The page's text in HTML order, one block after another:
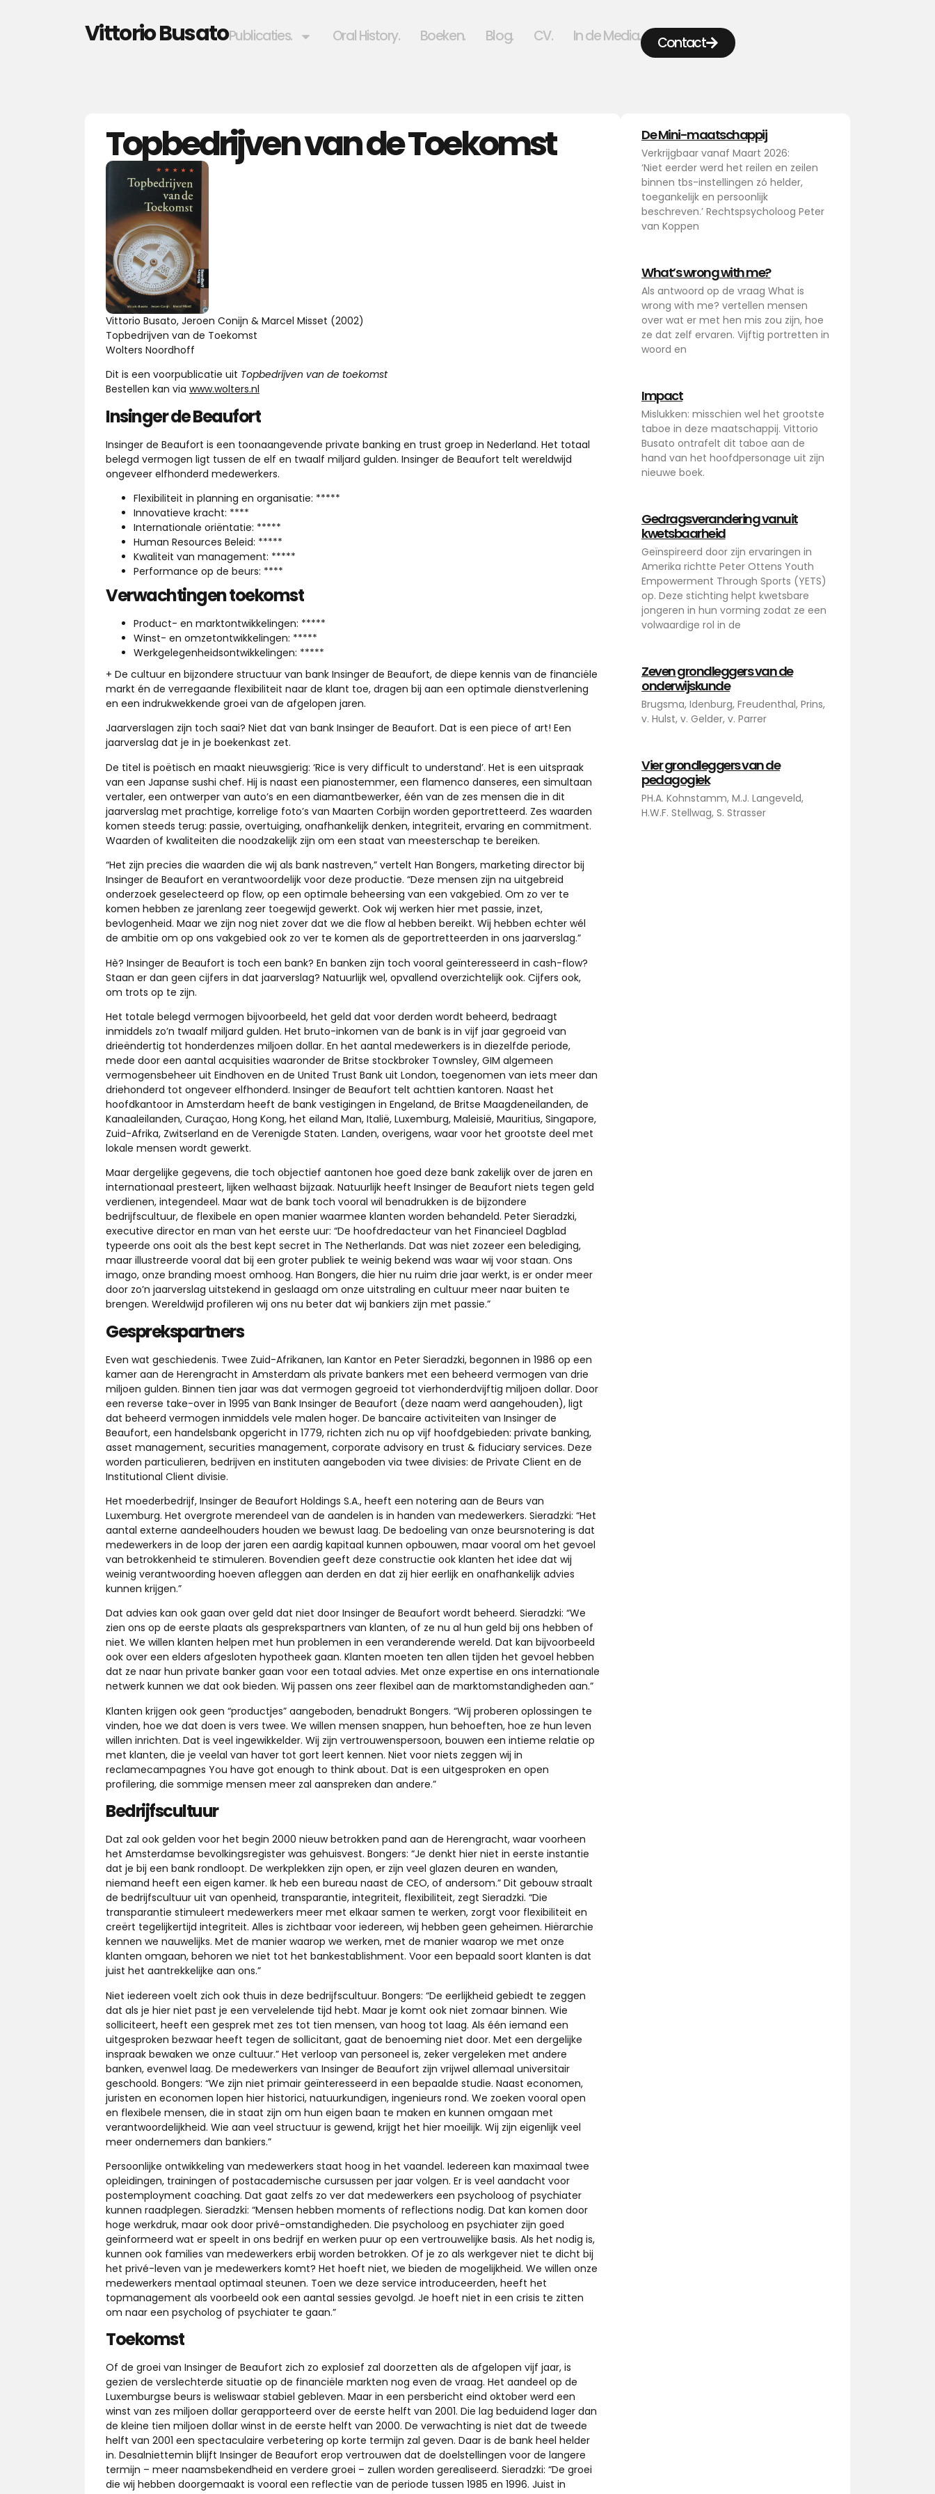
Vittorio BusatoPublicaties. Oral History. Boeken. Blog. CV. In de Media. Contact
Topbedrijven van de Toekomst
Vittorio Busato, Jeroen Conijn & Marcel Misset (2002)
Topbedrijven van de Toekomst
Wolters Noordhoff
Dit is een voorpublicatie uit Topbedrijven van de toekomst
Bestellen kan via www.wolters.nl
Insinger de Beaufort
Insinger de Beaufort is een toonaangevende private banking en trust groep in Nederland. Het totaal
belegd vermogen ligt tussen de elf en twaalf miljard gulden. Insinger de Beaufort telt wereldwijd
ongeveer elfhonderd medewerkers.
Flexibiliteit in planning en organisatie: *****
Innovatieve kracht: ****
Internationale oriëntatie: *****
Human Resources Beleid: *****
Kwaliteit van management: *****
Performance op de beurs: ****
Verwachtingen toekomst
Product- en marktontwikkelingen: *****
Winst- en omzetontwikkelingen: *****
Werkgelegenheidsontwikkelingen: *****
+ De cultuur en bijzondere structuur van bank Insinger de Beaufort, de diepe kennis van de financiële
markt én de verregaande flexibiliteit naar de klant toe, dragen bij aan een optimale dienstverlening
en een indrukwekkende groei van de afgelopen jaren.
Jaarverslagen zijn toch saai? Niet dat van bank Insinger de Beaufort. Dat is een piece of art! Een
jaarverslag dat je in je boekenkast zet.
De titel is poëtisch en maakt nieuwsgierig: ‘Rice is very difficult to understand’. Het is een uitspraak
van een Japanse sushi chef. Hij is naast een pianostemmer, een flamenco danseres, een simultaan
vertaler, een ontwerper van auto’s en een diamantbewerker, één van de zes mensen die in dit
jaarverslag met prachtige, korrelige foto’s van Maarten Corbijn worden geportretteerd. Zes waarden
komen steeds terug: passie, overtuiging, onafhankelijk denken, integriteit, ervaring en commitment.
Waarden of kwaliteiten die noodzakelijk zijn om een staat van meesterschap te bereiken.
“Het zijn precies die waarden die wij als bank nastreven,” vertelt Han Bongers, marketing director bij
Insinger de Beaufort en verantwoordelijk voor deze productie. “Deze mensen zijn na uitgebreid
onderzoek geselecteerd op flow, op een optimale beheersing van een vakgebied. Om zo ver te
komen hebben ze jarenlang zeer toegewijd gewerkt. Ook wij werken hier met passie, inzet,
bevlogenheid. Maar we zijn nog niet zover dat we die flow al hebben bereikt. Wij hebben echter wél
de ambitie om op ons vakgebied ook zo ver te komen als de geportretteerden in ons jaarverslag.”
Hè? Insinger de Beaufort is toch een bank? En banken zijn toch vooral geïnteresseerd in cash-flow?
Staan er dan geen cijfers in dat jaarverslag? Natuurlijk wel, opvallend overzichtelijk ook. Cijfers ook,
om trots op te zijn.
Het totale belegd vermogen bijvoorbeeld, het geld dat voor derden wordt beheerd, bedraagt
inmiddels zo’n twaalf miljard gulden. Het bruto-inkomen van de bank is in vijf jaar gegroeid van
drieëndertig tot honderdenzes miljoen dollar. En het aantal medewerkers is in diezelfde periode,
mede door een aantal acquisities waaronder de Britse stockbroker Townsley, GIM algemeen
vermogensbeheer uit Eindhoven en de United Trust Bank uit London, toegenomen van iets meer dan
driehonderd tot ongeveer elfhonderd. Insinger de Beaufort telt achttien kantoren. Naast het
hoofdkantoor in Amsterdam heeft de bank vestigingen in Engeland, de Britse Maagdeneilanden, de
Kanaaleilanden, Curaçao, Hong Kong, het eiland Man, Italië, Luxemburg, Maleisië, Mauritius, Singapore,
Zuid-Afrika, Zwitserland en de Verenigde Staten. Landen, overigens, waar voor het grootste deel met
lokale mensen wordt gewerkt.
Maar dergelijke gegevens, die toch objectief aantonen hoe goed deze bank zakelijk over de jaren en
internationaal presteert, lijken welhaast bijzaak. Natuurlijk heeft Insinger de Beaufort niets tegen geld
verdienen, integendeel. Maar wat de bank toch vooral wil benadrukken is de bijzondere
bedrijfscultuur, de flexibele en open manier waarmee klanten worden behandeld. Peter Sieradzki,
executive director en man van het eerste uur: “De hoofdredacteur van het Financieel Dagblad
typeerde ons ooit als the best kept secret in The Netherlands. Dat was niet zozeer een belediging,
maar illustreerde vooral dat bij een groter publiek te weinig bekend was waar wij voor staan. Ons
imago, onze branding moest omhoog. Han Bongers, die hier nu ruim drie jaar werkt, is er onder meer
door zo’n jaarverslag uitstekend in geslaagd om onze uitstraling en cultuur meer naar buiten te
brengen. Wereldwijd profileren wij ons nu beter dat wij bankiers zijn met passie.”
Gesprekspartners
Even wat geschiedenis. Twee Zuid-Afrikanen, Ian Kantor en Peter Sieradzki, begonnen in 1986 op een
kamer aan de Herengracht in Amsterdam als private bankers met een beheerd vermogen van drie
miljoen gulden. Binnen tien jaar was dat vermogen gegroeid tot vierhonderdvijftig miljoen dollar. Door
een reverse take-over in 1995 van Bank Insinger de Beaufort (deze naam werd aangehouden), ligt
dat beheerd vermogen inmiddels vele malen hoger. De bancaire activiteiten van Insinger de
Beaufort, een handelsbank opgericht in 1779, richten zich nu op vijf hoofdgebieden: private banking,
asset management, securities management, corporate advisory en trust & fiduciary services. Deze
worden particulieren, bedrijven en instituten aangeboden via twee divisies: de Private Client en de
Institutional Client divisie.
Het moederbedrijf, Insinger de Beaufort Holdings S.A., heeft een notering aan de Beurs van
Luxemburg. Het overgrote merendeel van de aandelen is in handen van medewerkers. Sieradzki: “Het
aantal externe aandeelhouders houden we bewust laag. De bedoeling van onze beursnotering is dat
medewerkers in de loop der jaren een aardig kapitaal kunnen opbouwen, maar vooral om het gevoel
van betrokkenheid te stimuleren. Bovendien geeft deze constructie ook klanten het idee dat wij
weinig verantwoording hoeven afleggen aan derden en dat zij hier eerlijk en onafhankelijk advies
kunnen krijgen.”
Dat advies kan ook gaan over geld dat niet door Insinger de Beaufort wordt beheerd. Sieradzki: “We
zien ons op de eerste plaats als gesprekspartners van klanten, of ze nu al hun geld bij ons hebben of
niet. We willen klanten helpen met hun problemen in een veranderende wereld. Dat kan bijvoorbeeld
ook over een elders afgesloten hypotheek gaan. Klanten moeten ten allen tijden het gevoel hebben
dat ze naar hun private banker gaan voor een totaal advies. Met onze expertise en ons internationale
netwerk kunnen we dat ook bieden. Wij passen ons zeer flexibel aan de marktomstandigheden aan.”
Klanten krijgen ook geen “productjes” aangeboden, benadrukt Bongers. “Wij proberen oplossingen te
vinden, hoe we dat doen is vers twee. We willen mensen snappen, hun behoeften, hoe ze hun leven
willen inrichten. Dat is veel ingewikkelder. Wij zijn vertrouwenspersoon, bouwen een intieme relatie op
met klanten, die je veelal van haver tot gort leert kennen. Niet voor niets zeggen wij in
reclamecampagnes You have got enough to think about. Dat is een uitgesproken en open
profilering, die sommige mensen meer zal aanspreken dan andere.”
Bedrijfscultuur
Dat zal ook gelden voor het begin 2000 nieuw betrokken pand aan de Herengracht, waar voorheen
het Amsterdamse bevolkingsregister was gehuisvest. Bongers: “Je denkt hier niet in eerste instantie
dat je bij een bank rondloopt. De werkplekken zijn open, er zijn veel glazen deuren en wanden,
niemand heeft een eigen kamer. Ik heb een bureau naast de CEO, of andersom.” Dit gebouw straalt
de bedrijfscultuur uit van openheid, transparantie, integriteit, flexibiliteit, zegt Sieradzki. “Die
transparantie stimuleert medewerkers meer met elkaar samen te werken, zorgt voor flexibiliteit en
creërt tegelijkertijd integriteit. Alles is zichtbaar voor iedereen, wij hebben geen geheimen. Hiërarchie
kennen we nauwelijks. Met de manier waarop we werken, met de manier waarop we met onze
klanten omgaan, behoren we niet tot het bankestablishment. Voor een bepaald soort klanten is dat
juist het aantrekkelijke aan ons.”
Niet iedereen voelt zich ook thuis in deze bedrijfscultuur. Bongers: “De eerlijkheid gebiedt te zeggen
dat als je hier niet past je een vervelelende tijd hebt. Maar je komt ook niet zomaar binnen. Wie
solliciteert, heeft een gesprek met zes tot tien mensen, van hoog tot laag. Als één iemand een
uitgesproken bezwaar heeft tegen de sollicitant, gaat de benoeming niet door. Met een dergelijke
inspraak bewaken we onze cultuur.” Het verloop van personeel is, zeker vergeleken met andere
banken, evenwel laag. De medewerkers van Insinger de Beaufort zijn vrijwel allemaal universitair
geschoold. Bongers: “We zijn niet primair geïnteresseerd in een bepaalde studie. Naast economen,
juristen en economen lopen hier historici, natuurkundigen, ingenieurs rond. We zoeken vooral open
en flexibele mensen, die in staat zijn om hun eigen baan te maken en kunnen omgaan met
verantwoordelijkheid. Wie aan veel structuur is gewend, krijgt het hier moeilijk. Wij zijn eigenlijk veel
meer ondernemers dan bankiers.”
Persoonlijke ontwikkeling van medewerkers staat hoog in het vaandel. Iedereen kan maximaal twee
opleidingen, trainingen of postacademische cursussen per jaar volgen. Er is veel aandacht voor
postemployment coaching. Dat gaat zelfs zo ver dat medewerkers een psycholoog of psychiater
kunnen raadplegen. Sieradzki: “Mensen hebben moments of reflections nodig. Dat kan komen door
hoge werkdruk, maar ook door privé-omstandigheden. Die psycholoog en psychiater zijn goed
geïnformeerd wat er speelt in ons bedrijf en werken puur op een vertrouwelijke basis. Als het nodig is,
kunnen ook families van medewerkers erbij worden betrokken. Of je zo als werkgever niet te dicht bij
het privé-leven van je medewerkers komt? Het hoeft niet, we bieden de mogelijkheid. We willen onze
medewerkers mentaal optimaal steunen. Toen we deze service introduceerden, heeft het
topmanagement als voorbeeld ook een aantal sessies gevolgd. Je hoeft niet in een crisis te zitten
om naar een psycholog of psychiater te gaan.”
Toekomst
Of de groei van Insinger de Beaufort zich zo explosief zal doorzetten als de afgelopen vijf jaar, is
gezien de verslechterde situatie op de financiële markten nog even de vraag. Het aandeel op de
Luxemburgse beurs is weliswaar stabiel gebleven. Maar in een persbericht eind oktober werd een
winst van zes miljoen dollar gerapporteerd over de eerste helft van 2001. Die lag beduidend lager dan
de kleine tien miljoen dollar winst in de eerste helft van 2000. De verwachting is niet dat de tweede
helft van 2001 een spectaculaire verbetering op korte termijn zal geven. Daar is de bank heel helder
in. Desalniettemin blijft Insinger de Beaufort erop vertrouwen dat de doelstellingen voor de langere
termijn – meer naamsbekendheid en verdere groei – zullen worden gerealiseerd. Sieradzki: “De groei
die wij hebben doorgemaakt is vooral een reflectie van de periode tussen 1985 en 1996. Juist in
De Mini-maatschappij
Verkrijgbaar vanaf Maart 2026:
‘Niet eerder werd het reilen en zeilen
binnen tbs-instellingen zó helder,
toegankelijk en persoonlijk
beschreven.’ Rechtspsycholoog Peter
van Koppen
What’s wrong with me?
Als antwoord op de vraag What is
wrong with me? vertellen mensen
over wat er met hen mis zou zijn, hoe
ze dat zelf ervaren. Vijftig portretten in
woord en
Impact
Mislukken: misschien wel het grootste
taboe in deze maatschappij. Vittorio
Busato ontrafelt dit taboe aan de
hand van het hoofdpersonage uit zijn
nieuwe boek.
Gedragsverandering vanuit
kwetsbaarheid
Geïnspireerd door zijn ervaringen in
Amerika richtte Peter Ottens Youth
Empowerment Through Sports (YETS)
op. Deze stichting helpt kwetsbare
jongeren in hun vorming zodat ze een
volwaardige rol in de
Zeven grondleggers van de
onderwijskunde
Brugsma, Idenburg, Freudenthal, Prins,
v. Hulst, v. Gelder, v. Parrer
Vier grondleggers van de
pedagogiek
PH.A. Kohnstamm, M.J. Langeveld,
H.W.F. Stellwag, S. Strasser